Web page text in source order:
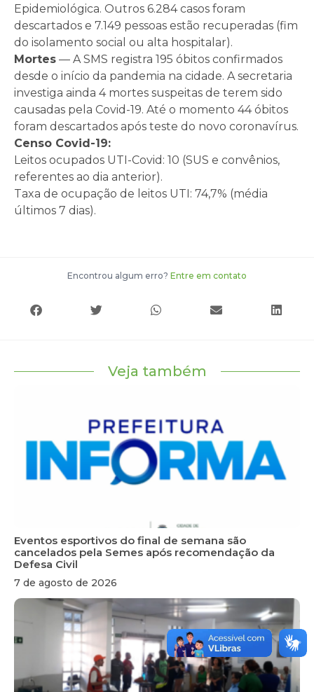
Epidemiológica. Outros 6.284 casos foram
descartados e 7.149 pessoas estão recuperadas (fim
do isolamento social ou alta hospitalar).
Mortes — A SMS registra 195 óbitos confirmados
desde o início da pandemia na cidade. A secretaria
investiga ainda 4 mortes suspeitas de terem sido
causadas pela Covid-19. Até o momento 44 óbitos
foram descartados após teste do novo coronavírus.
Censo Covid-19:
Leitos ocupados UTI-Covid: 10 (SUS e convênios,
referentes ao dia anterior).
Taxa de ocupação de leitos UTI: 74,7% (média
últimos 7 dias).
Encontrou algum erro? Entre em contato
Veja também
Eventos esportivos do final de semana são
cancelados pela Semes após recomendação da
Defesa Civil
7 de agosto de 2026